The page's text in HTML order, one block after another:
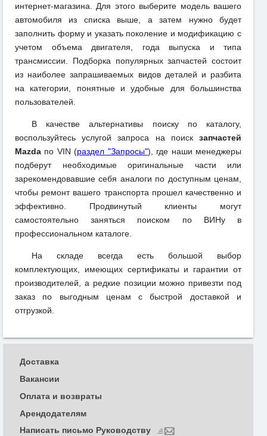
интернет-магазина. Для этого выберите модель вашего
автомобиля из списка выше, а затем нужно будет
заполнить форму и указать поколение и модификацию с
учетом объема двигателя, года выпуска и типа
трансмиссии. Подборка популярных запчастей состоит
из наиболее запрашиваемых видов деталей и разбита
на категории, понятные и удобные для большинства
пользователей.
В качестве альтернативы поиску по каталогу,
воспользуйтесь услугой запроса на поиск запчастей
Mazda по VIN (раздел "Запросы"), где наши менеджеры
подберут необходимые оригинальные части или
зарекомендовавшие себя аналоги по доступным ценам,
чтобы ремонт вашего транспорта прошел качественно и
эффективно. Продвинутый клиенты могут
самостоятельно заняться поиском по ВИНу в
профессиональном каталоге.
На складе всегда есть большой выбор
комплектующих, имеющих сертификаты и гарантии от
производителей, а редкие позиции можно привезти под
заказ по выгодным ценам с быстрой доставкой и
отгрузкой.
Доставка
Вакансии
Оплата и возвраты
Арендодателям
Написать письмо Руководству